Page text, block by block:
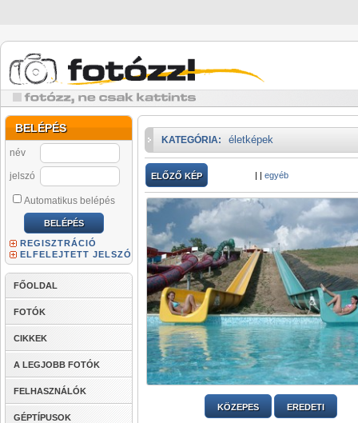
BELÉPÉS
név
jelszó
Automatikus belépés
REGISZTRÁCIÓ
ELFELEJTETT JELSZÓ
FŐOLDAL
FOTÓK
CIKKEK
A LEGJOBB FOTÓK
FELHASZNÁLÓK
GÉPTÍPUSOK
KATEGÓRIA: életképek
ELŐZŐ KÉP | | egyéb
KÖZEPES EREDETI